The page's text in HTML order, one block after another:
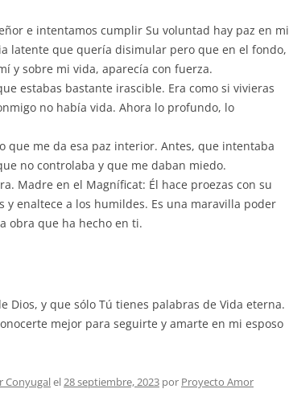
e intentamos cumplir Su voluntad hay paz en mi
latente que quería disimular pero que en el fondo,
y sobre mi vida, aparecía con fuerza.
estabas bastante irascible. Era como si vivieras
no había vida. Ahora lo profundo, lo
que me da esa paz interior. Antes, que intentaba
no controlaba y que me daban miedo.
Madre en el Magníficat: Él hace proezas con su
y enaltece a los humildes. Es una maravilla poder
obra que ha hecho en ti.
Dios, y que sólo Tú tienes palabras de Vida eterna.
mejor para seguirte y amarte en mi esposo
Conyugalel28 septiembre, 2023 por Proyecto Amor